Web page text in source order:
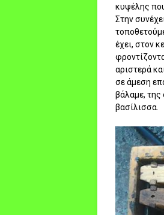
κυψέλης
Στην
έχει, στον
αριστερά
σε άμεση
βάλαμε, της
βασίλισσα.